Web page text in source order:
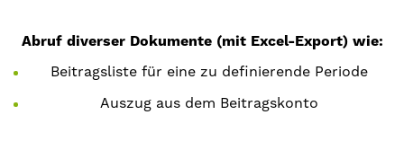
Abruf diverser Dokumente (mit Excel-Export) wie:
Beitragsliste für eine zu definierende Periode
Auszug aus dem Beitragskonto